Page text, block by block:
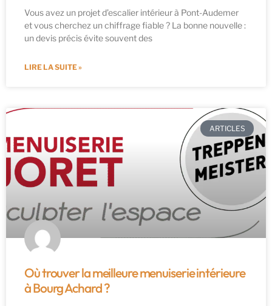
Vous avez un projet d’escalier intérieur à Pont-Audemer
et vous cherchez un chiffrage fiable ? La bonne nouvelle :
un devis précis évite souvent des
LIRE LA SUITE »
ARTICLES
Où trouver la meilleure menuiserie intérieure
à Bourg Achard ?